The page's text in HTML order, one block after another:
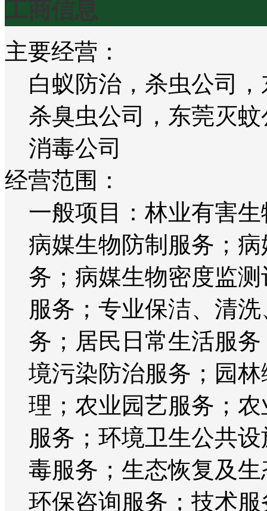
工商信息
主要经营：
白蚁防治，杀虫公司
杀臭虫公司，东莞灭
消毒公司
经营范围：
一般项目：林业有害
病媒生物防制服务；
务；病媒生物密度监
服务；专业保洁、清
务；居民日常生活服
境污染防治服务；园
理；农业园艺服务；
服务；环境卫生公共
毒服务；生态恢复及
环保咨询服务；技术